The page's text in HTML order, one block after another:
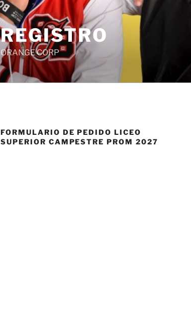
REGISTRO
ORANGE CORP
FORMULARIO DE PEDIDO LICEO
SUPERIOR CAMPESTRE PROM 2027